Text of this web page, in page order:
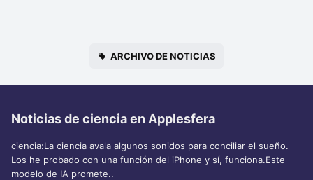
ARCHIVO DE NOTICIAS
Noticias de ciencia en Applesfera
ciencia:La ciencia avala algunos sonidos para conciliar el sueño.
Los he probado con una función del iPhone y sí, funciona.Este
modelo de IA promete..